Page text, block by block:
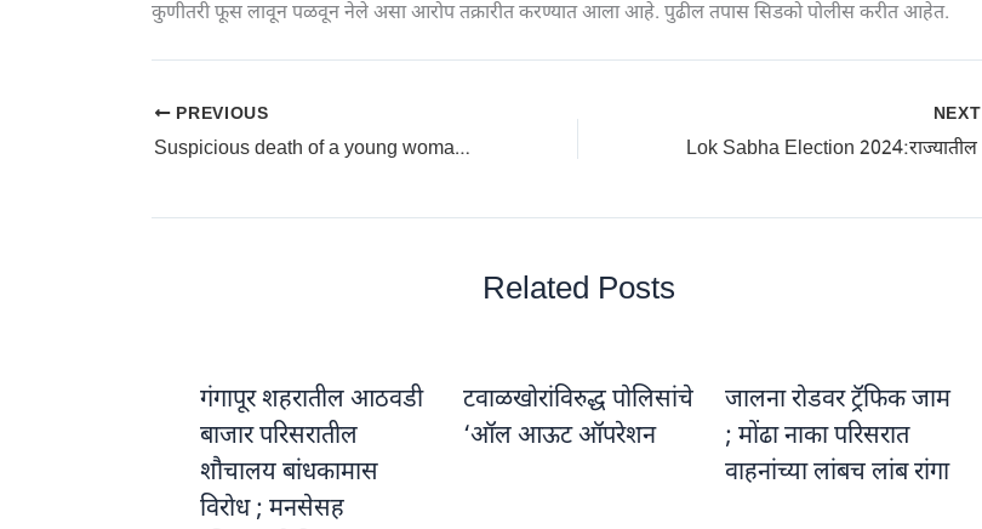
कुणीतरी फूस लावून पळवून नेले असा आरोप तक्रारीत करण्यात आला आहे. पुढील तपास सिडको पोलीस करीत आहेत.
PREVIOUS
Suspicious death of a young woman: बानेगावात मित्राला भेटण्यास आलेल्या तरुणीचा संशयास्पद मृत्यू
NEXT
Related Posts
गंगापूर शहरातील आठवडी
बाजार परिसरातील
शौचालय बांधकामास
विरोध ; मनसेसह
टवाळखोरांविरुद्ध पोलिसांचे
‘ऑल आऊट ऑपरेशन
जालना रोडवर ट्रॅफिक जाम
; मोंढा नाका परिसरात
वाहनांच्या लांबच लांब रांगा